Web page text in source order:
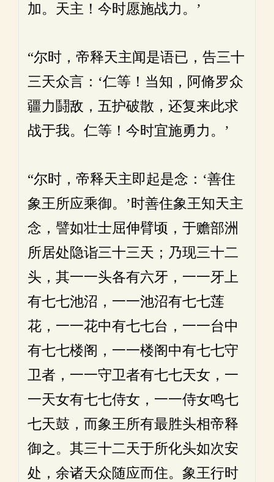
加。天主！今时愿施战力。’
“尔时，帝释天主闻是语已，告三十
三天众言：‘仁等！当知，阿脩罗众
疆力鬪敌，五护破散，还复来此求
战于我。仁等！今时宜施勇力。’
“尔时，帝释天主即起是念：‘善住
象王所应乘御。’时善住象王知天主
念，譬如壮士屈伸臂顷，于赡部洲
所居处隐诣三十三天；乃现三十二
头，其一一头各有六牙，一一牙上
有七七池沼，一一池沼有七七莲
花，一一花中有七七台，一一台中
有七七楼阁，一一楼阁中有七七守
卫者，一一守卫者有七七天女，一
一天女有七七侍女，一一侍女鸣七
七天鼓，而象王所有最胜头相帝释
御之。其三十二天于所化头如次安
处，余诸天众随应而住。象王行时